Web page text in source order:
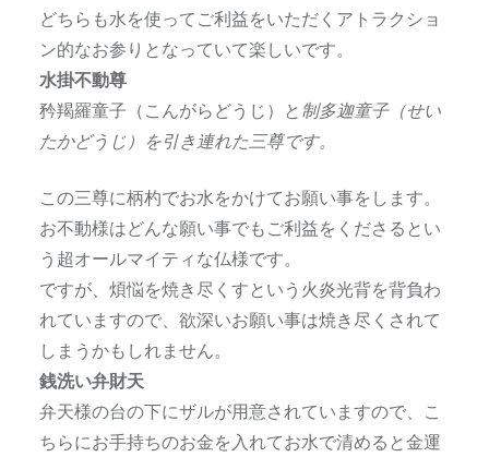
どちらも水を使ってご利益をいただくアトラクショ
ン的なお参りとなっていて楽しいです。
水掛不動尊
矜羯羅童子（こんがらどうじ）と 制多迦童子（せい
たかどうじ）を引き連れた三尊です。
この三尊に柄杓でお水をかけてお願い事をします。
お不動様はどんな願い事でもご利益をくださるとい
う超オールマイティな仏様です。
ですが、煩悩を焼き尽くすという火炎光背を背負わ
れていますので、欲深いお願い事は焼き尽くされて
しまうかもしれません。
銭洗い弁財天
弁天様の台の下にザルが用意されていますので、こ
ちらにお手持ちのお金を入れてお水で清めると金運